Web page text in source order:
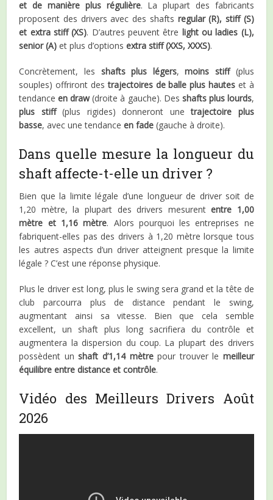
et de manière plus régulière. La plupart des fabricants
proposent des drivers avec des shafts regular (R), stiff (S)
et extra stiff (XS). D’autres peuvent être light ou ladies (L),
senior (A) et plus d’optionsextra stiff (XXS, XXXS).
Concrètement, les shafts plus légers,moins stiff(plus
souples) offriront destrajectoires de balle plus hautes et à
tendanceen draw(droite à gauche). Des shafts plus lourds,
plus stiff(plus rigides) donneront unetrajectoire plus
basse, avec une tendance en fade (gauche à droite).
Dans quelle mesure la longueur du
shaft affecte-t-elle un driver ?
Bien que la limite légale d’une longueur de driver soit de
1,20 mètre, la plupart des drivers mesurententre 1,00
mètre et 1,16 mètre. Alors pourquoi les entreprises ne
fabriquent-elles pas des drivers à 1,20 mètre lorsque tous
les autres aspects d’un driver atteignent presque la limite
légale ? C’est une réponse physique.
Plus le driver est long, plus le swing sera grand et la tête de
club parcourra plus de distance pendant le swing,
augmentant ainsi sa vitesse. Bien que cela semble
excellent, un shaft plus long sacrifiera du contrôle et
augmentera la dispersion du coup. La plupart des drivers
possèdent unshaft d’1,14 mètrepour trouver le meilleur
équilibre entre distance et contrôle.
Vidéo des Meilleurs Drivers Août
2026